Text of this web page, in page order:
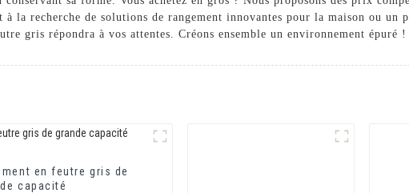
à la recherche de solutions de rangement innovantes pour la maison ou
gris répondra à vos attentes. Créons ensemble un environnement épuré !
en feutre gris de
capacité